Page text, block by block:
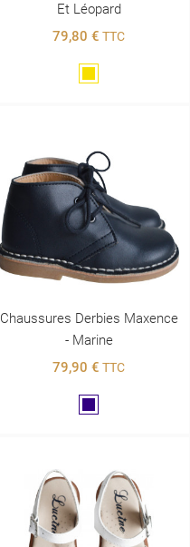
Et Léopard
79,80 € TTC
Chaussures Derbies Maxence
- Marine
79,90 € TTC